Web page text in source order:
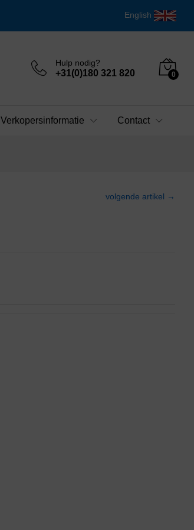
English
Hulp nodig?
+31(0)180 321 820 0
Verkopersinformatie Contact
volgende artikel →